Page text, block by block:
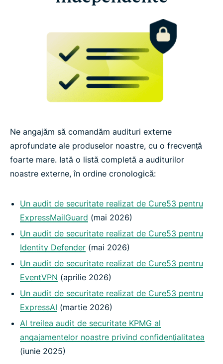
Ne angajăm să comandăm audituri externe
aprofundate ale produselor noastre, cu o frecvență
foarte mare. Iată o listă completă a auditurilor
noastre externe, în ordine cronologică:
Un audit de securitate realizat de Cure53 pentru
ExpressMailGuard (mai 2026)
Un audit de securitate realizat de Cure53 pentru
Identity Defender (mai 2026)
Un audit de securitate realizat de Cure53 pentru
EventVPN (aprilie 2026)
Un audit de securitate realizat de Cure53 pentru
ExpressAI (martie 2026)
Al treilea audit de securitate KPMG al
angajamentelor noastre privind confidențialitatea
(iunie 2025)